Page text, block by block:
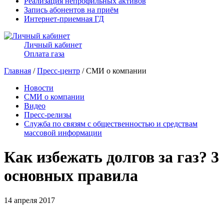
Запись абонентов на приём
Интернет-приемная ГД
Личный кабинет
Оплата газа
Главная /Пресс-центр / СМИ о компании
Новости
СМИ о компании
Видео
Пресс-релизы
Служба по связям с общественностью и средствам
массовой информации
Как избежать долгов за газ? 3
основных правила
14 апреля 2017